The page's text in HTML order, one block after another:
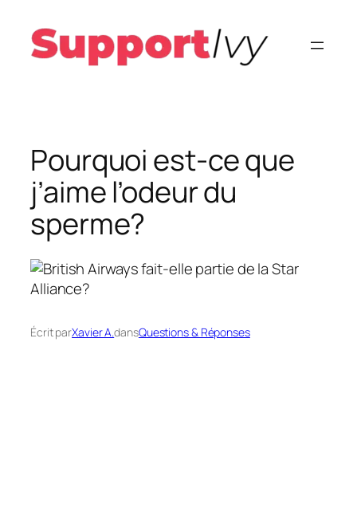
contenu
Pourquoi est-ce que
j’aime l’odeur du
sperme?
Écrit parXavier A.dansQuestions & Réponses